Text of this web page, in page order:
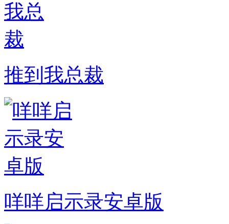
推到我总裁
咩咩启示录安卓版